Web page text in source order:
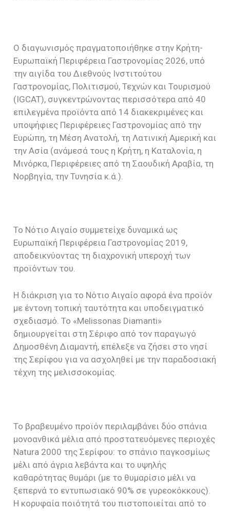
Ο διαγωνισμός πραγματοποιήθηκε στην Κρήτη-
Ευρωπαϊκή Περιφέρεια Γαστρονομίας 2026, υπό
την αιγίδα του Διεθνούς Ινστιτούτου
Γαστρονομίας, Πολιτισμού, Τεχνών και Τουρισμού
(IGCAT), συγκεντρώνοντας περισσότερα από 40
επιλεγμένα προϊόντα από 14 διακεκριμένες και
υποψήφιες Περιφέρειες Γαστρονομίας από την
Ευρώπη, τη Μέση Ανατολή, τη Λατινική Αμερική και
την Ασία (ανάμεσά τους η Κρήτη, η Καταλονία, η
Μινόρκα, Περιφέρειες από τη Σαουδική Αραβία, τη
Νορβηγία, την Τυνησία κ.ά.).
Το Νότιο Αιγαίο συμμετείχε δυναμικά ως
Ευρωπαϊκή Περιφέρεια Γαστρονομίας 2019,
αποδεικνύοντας τη διαχρονική υπεροχή των
προϊόντων του.
Η διάκριση για το Νότιο Αιγαίο αφορά ένα προϊόν
με έντονη τοπική ταυτότητα και υποδειγματικό
σχεδιασμό. Το «Melissonas Diamanti»
δημιουργείται στη Σέριφο από τον παραγωγό
Δημοσθένη Διαμαντή, επέλεξε να ζήσει στο νησί
της Σερίφου για να ασχοληθεί με την παραδοσιακή
τέχνη της μελισσοκομίας.
Το βραβευμένο προϊόν περιλαμβάνει δύο σπάνια
μονοανθικά μέλια από προστατευόμενες περιοχές
Natura 2000 της Σερίφου: το σπάνιο παγκοσμίως
μέλι από άγρια λεβάντα και το υψηλής
καθαρότητας θυμάρι (με το θυμαρίσιο μέλι να
ξεπερνά το εντυπωσιακό 90% σε γυρεοκόκκους).
Η κορυφαία ποιότητά του πιστοποιείται από το